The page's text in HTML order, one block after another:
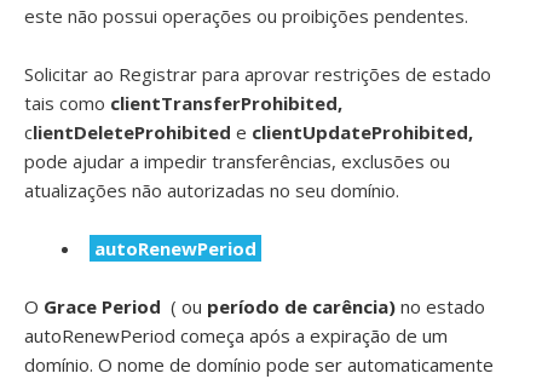
este não possui operações ou proibições pendentes.
Solicitar ao Registrar para aprovar restrições de estado
tais como clientTransferProhibited,
clientDeleteProhibited e clientUpdateProhibited,
pode ajudar a impedir transferências, exclusões ou
atualizações não autorizadas no seu domínio.
autoRenewPeriod
O Grace Period ( ou período de carência) no estado
autoRenewPeriod começa após a expiração de um
domínio. O nome de domínio pode ser automaticamente